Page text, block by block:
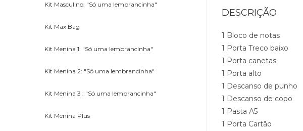
DESCRIÇÃO
1 Bloco de notas
1 Porta Treco baixo
1 Porta canetas
1 Porta alto
1 Descanso de punho
1 Descanso de copo
1 Pasta A5
1 Porta Cartão
Kit Masculino: "Só uma lembrancinha"
Kit Max Bag
Kit Menina 1: "Só uma lembrancinha"
Kit Menina 2: "Só uma lembrancinha"
Kit Menina 3 : "Só uma lembrancinha"
Kit Menina Plus